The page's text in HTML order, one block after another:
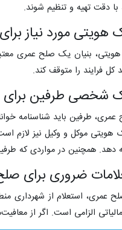
با دقت تهیه و تنظیم شوند.
هویتی مورد نیاز
بنیان یک صلح عمری
کل فرایند را متوقف کند.
شخصی طرفین
طرفین باید شناسنامه
هویتی موکل و وکیل نیز لازم
دهد. همچنین در مواردی که
ضروری برای
عمری، استعلام از شهرداری
الزامی است. اگر از